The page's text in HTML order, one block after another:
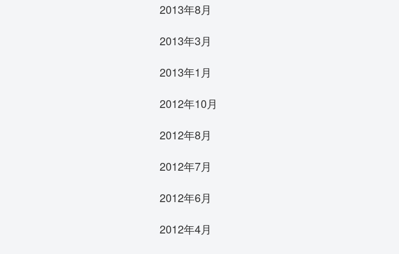
2013年8月
2013年3月
2013年1月
2012年10月
2012年8月
2012年7月
2012年6月
2012年4月